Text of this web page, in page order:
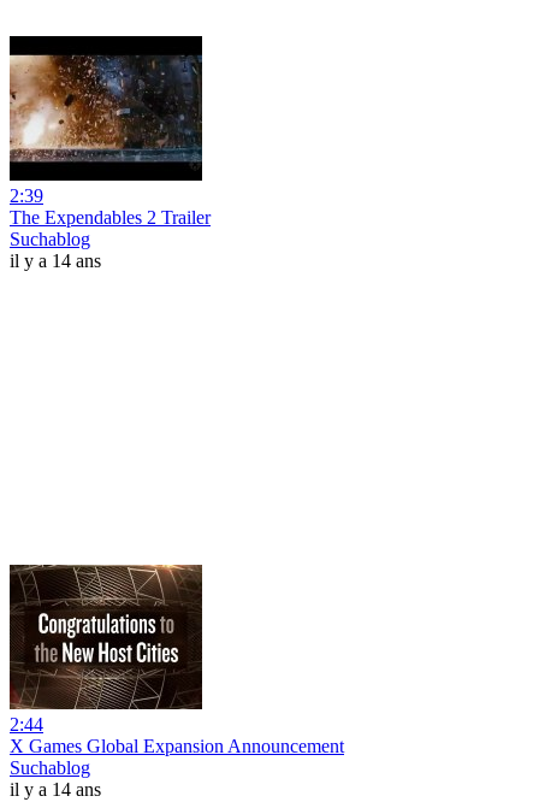
2:39
The Expendables 2 Trailer
Suchablog
il y a 14 ans
2:44
X Games Global Expansion Announcement
Suchablog
il y a 14 ans